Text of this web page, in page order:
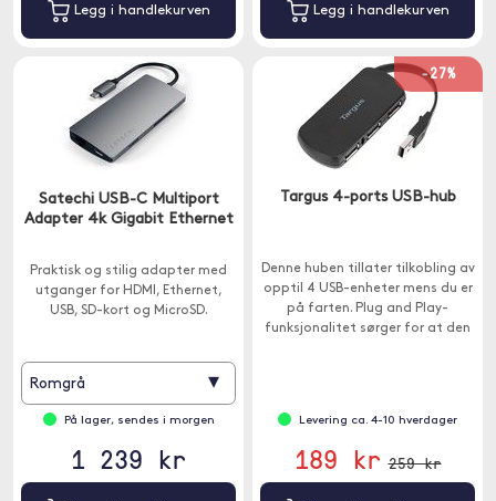
Legg i handlekurven Legg i handlekurven
Satechi USB-C Multiport
Adapter 4k Gigabit Ethernet
Praktisk og stilig adapter med
utganger for HDMI, Ethernet,
USB, SD-kort og MicroSD.
Romgrå ▾
På lager, sendes i morgen
1 239 kr
-27%
Targus 4-ports USB-hub
Denne huben tillater tilkobling av
opptil 4 USB-enheter mens du er
på farten. Plug and Play-
funksjonalitet sørger for at den
Levering ca. 4-10 hverdager
189 kr 259 kr